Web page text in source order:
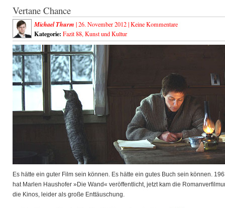
Vertane Chance
Michael Thurm | 26. November 2012 |Keine Kommentare
Kategorie: Fazit 88, Kunst und Kultur
Es hätte ein guter Film sein können. Es hätte ein gutes Buch sein können.
hat Marlen Haushofer »Die Wand« veröffentlicht, jetzt kam die
die Kinos, leider als große Enttäuschung.